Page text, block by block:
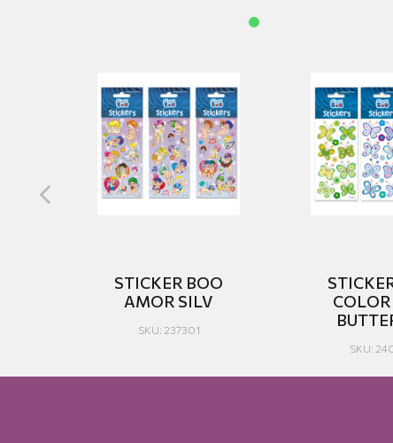
STICKER BOO
AMOR SILV
SKU: 237301
SKU: